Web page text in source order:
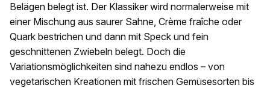
Belägen belegt ist. Der Klassiker wird normalerweise mit
einer Mischung aus saurer Sahne, Crème fraîche oder
Quark bestrichen und dann mit Speck und fein
geschnittenen Zwiebeln belegt. Doch die
Variationsmöglichkeiten sind nahezu endlos – von
vegetarischen Kreationen mit frischen Gemüsesorten bis